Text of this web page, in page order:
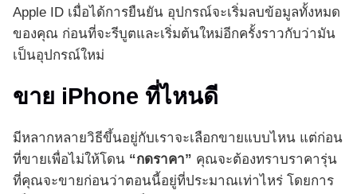
Apple ID เมื่อได้การยืนยัน อุปกรณ์จะเริ่มลบข้อมูลทั้งหมด
ของคุณ ก่อนที่จะรีบูตและเริ่มต้นใหม่อีกครั้งราวกับว่ามัน
เป็นอุปกรณ์ใหม่
ขาย iPhone ที่ไหนดี
มีหลากหลายวิธีขึ้นอยู่กับเราจะเลือกขายแบบไหน แต่ก่อน
ที่ขายเพื่อไม่ให้โดน “กดราคา” คุณจะต้องทราบราคารุ่น
ที่คุณจะขายก่อนว่าตอนนี้อยู่ที่ประมาณเท่าไหร่ โดยการ